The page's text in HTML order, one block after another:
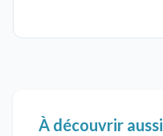
À découvrir aussi